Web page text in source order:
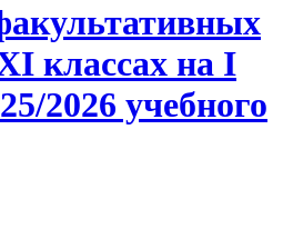
классах на I
2026 учебного